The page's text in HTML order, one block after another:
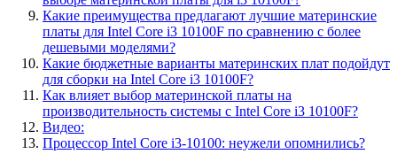
Какие преимущества предлагают лучшие материнские
платы для Intel Core i3 10100F по сравнению с более
дешевыми моделями?
Какие бюджетные варианты материнских плат подойдут
для сборки на Intel Core i3 10100F?
Как влияет выбор материнской платы на
производительность системы с Intel Core i3 10100F?
Видео:
Процессор Intel Core i3-10100: неужели опомнились?